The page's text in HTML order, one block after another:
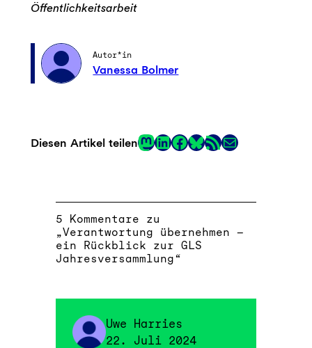
Öffentlichkeitsarbeit
Autor*in
Vanessa Bolmer
Diesen Artikel teilenMastodon
LinkedIn
Facebook
LinkRSS-Feed
E-Mail
5 Kommentare zu
„Verantwortung übernehmen –
ein Rückblick zur GLS
Jahresversammlung“
Uwe Harries
22. Juli 2024